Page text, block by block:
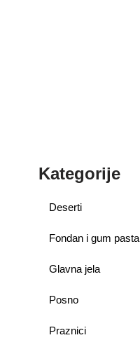
Kategorije
Deserti
Fondan i gum pasta
Glavna jela
Posno
Praznici